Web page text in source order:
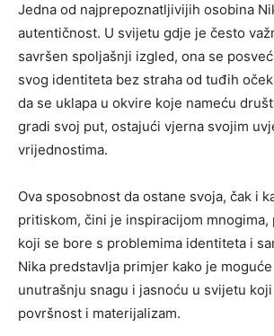
Jedna od najprepoznatljivijih osobina
autentičnost. U svijetu gdje je često
savršen spoljašnji izgled, ona se
svog identiteta bez straha od tuđih
da se uklapa u okvire koje nameću
gradi svoj put, ostajući vjerna svojim
vrijednostima.
Ova sposobnost da ostane svoja, čak i
pritiskom, čini je inspiracijom mnogima,
koji se bore s problemima identiteta i
Nika predstavlja primjer kako je
unutrašnju snagu i jasnoću u svijetu
površnost i materijalizam.